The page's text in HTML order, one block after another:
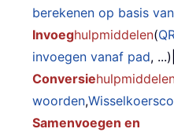
berekenen op basis
Invoeghulpmiddelen(
invoegen vanaf pad, ...)
Conversie
woorden,
Samenvoegen en